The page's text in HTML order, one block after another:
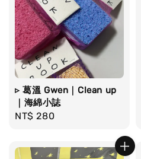
▹ 葛溫 Gwen｜Clean up
｜海綿小誌
Regular
NT$ 280